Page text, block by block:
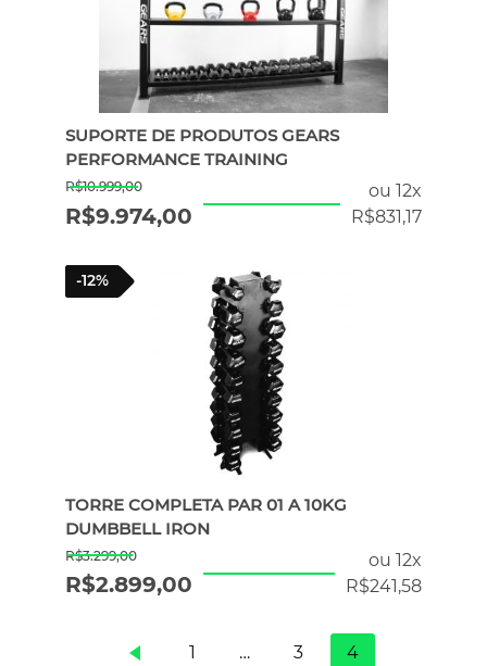
HYROX
PILATES
ATENDIMENTO POR WHATSAPP
SUPORTE DE PRODUTOS GEARS
PERFORMANCE TRAINING
ou 12x
R$831,17
R$10.999,00
R$9.974,00
-12%
TORRE COMPLETA PAR 01 A 10KG
DUMBBELL IRON
ou 12x
R$241,58
R$3.299,00
R$2.899,00
1 … 3 4